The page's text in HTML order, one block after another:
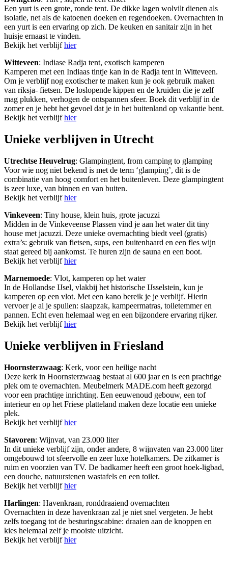
Een yurt is een grote, ronde tent. De dikke lagen wolvilt dienen als
isolatie, net als de katoenen doeken en regendoeken. Overnachten in
een yurt is een ervaring op zich. De keuken en sanitair zijn in het
huisje ernaast te vinden.
Bekijk het verblijfhier
Witteveen: Indiase Radja tent, exotisch kamperen
Kamperen met een Indiaas tintje kan in de Radja tent in Witteveen.
Om je verblijf nog exotischer te maken kun je ook gebruik maken
van riksja- fietsen. De loslopende kippen en de kruiden die je zelf
mag plukken, verhogen de ontspannen sfeer. Boek dit verblijf in de
zomer en je hebt het gevoel dat je in het buitenland op vakantie bent.
Bekijk het verblijfhier
Unieke verblijven in Utrecht
Utrechtse Heuvelrug: Glampingtent, from camping to glamping
Voor wie nog niet bekend is met de term ‘glamping’, dit is de
combinatie van hoog comfort en het buitenleven. Deze glampingtent
is zeer luxe, van binnen en van buiten.
Bekijk het verblijfhier
Vinkeveen: Tiny house, klein huis, grote jacuzzi
Midden in de Vinkeveense Plassen vind je aan het water dit tiny
house met jacuzzi. Deze unieke overnachting biedt veel (gratis)
extra’s: gebruik van fietsen, sups, een buitenhaard en een fles wijn
staat gereed bij aankomst. Te huren zijn de sauna en een boot.
Bekijk het verblijfhier
Marnemoede: Vlot, kamperen op het water
In de Hollandse IJsel, vlakbij het historische IJsselstein, kun je
kamperen op een vlot. Met een kano bereik je je verblijf. Hierin
vervoer je al je spullen: slaapzak, kampeermatras, toiletemmer en
pannen. Echt even helemaal weg en een bijzondere ervaring rijker.
Bekijk het verblijfhier
Unieke verblijven in Friesland
Hoornsterzwaag: Kerk, voor een heilige nacht
Deze kerk in Hoornsterzwaag bestaat al 600 jaar en is een prachtige
plek om te overnachten. Meubelmerk MADE.com heeft gezorgd
voor een prachtige inrichting. Een eeuwenoud gebouw, een tof
interieur en op het Friese platteland maken deze locatie een unieke
plek.
Bekijk het verblijfhier
Stavoren: Wijnvat, van 23.000 liter
In dit unieke verblijf zijn, onder andere, 8 wijnvaten van 23.000 liter
omgebouwd tot sfeervolle en zeer luxe hotelkamers. De zitkamer is
ruim en voorzien van TV. De badkamer heeft een groot hoek-ligbad,
een douche, natuurstenen wastafels en een toilet.
Bekijk het verblijfhier
Harlingen: Havenkraan, ronddraaiend overnachten
Overnachten in deze havenkraan zal je niet snel vergeten. Je hebt
zelfs toegang tot de besturingscabine: draaien aan de knoppen en
kies helemaal zelf je mooiste uitzicht.
Bekijk het verblijfhier